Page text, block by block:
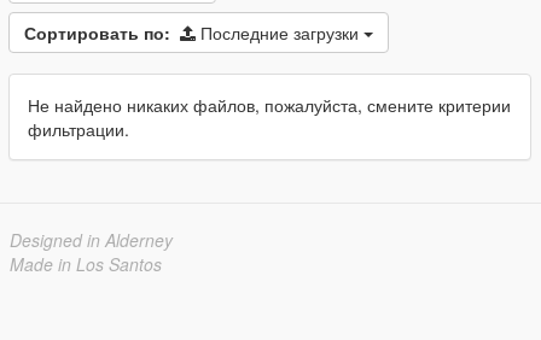
Сортировать по: Последние загрузки
Не найдено никаких файлов, пожалуйста, смените критерии
фильтрации.
Designed in Alderney
Made in Los Santos